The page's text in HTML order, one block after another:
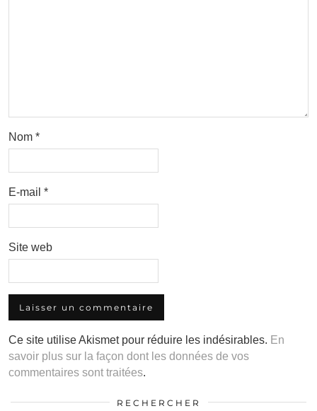
Nom *
E-mail *
Site web
Ce site utilise Akismet pour réduire les indésirables. En
savoir plus sur la façon dont les données de vos
commentaires sont traitées.
RECHERCHER